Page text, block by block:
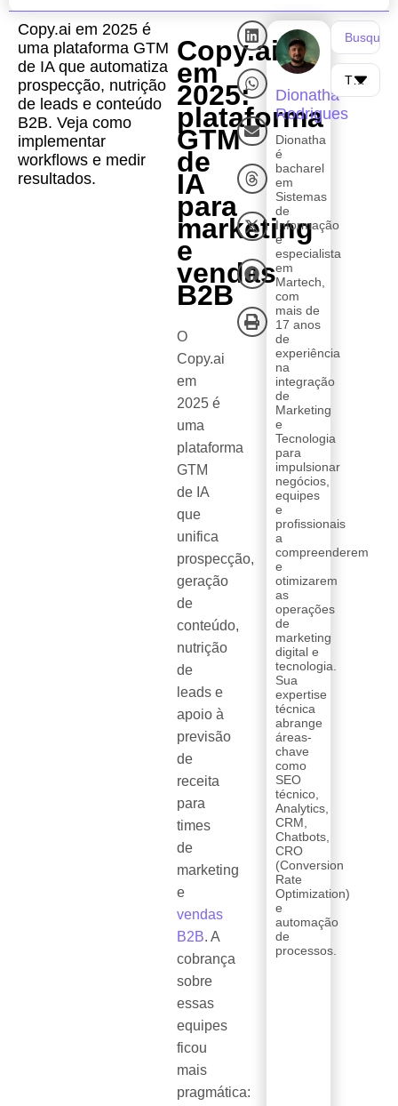
Copy.ai em 2025 é
uma plataforma GTM
de IA que automatiza
prospecção, nutrição
de leads e conteúdo
B2B. Veja como
implementar
workflows e medir
resultados.
Copy.ai
em
2025:
plataforma
GTM
de
IA
para
marketing
e
vendas
B2B
O
Copy.ai
em
2025 é
uma
plataforma
GTM
de IA
que
unifica
prospecção,
geração
de
conteúdo,
nutrição
de
leads e
apoio à
previsão
de
receita
para
times
de
marketing
e
vendas
B2B. A
cobrança
sobre
essas
equipes
ficou
mais
pragmática:
Dionatha
Rodrigues
Dionatha
é
bacharel
em
Sistemas
de
Informação
e
especialista
em
Martech,
com
mais de
17 anos
de
experiência
na
integração
de
Marketing
e
Tecnologia
para
impulsionar
negócios,
equipes
e
profissionais
a
compreenderem
e
otimizarem
as
operações
de
marketing
digital e
tecnologia.
Sua
expertise
técnica
abrange
áreas-
chave
como
SEO
técnico,
Analytics,
CRM,
Chatbots,
CRO
(Conversion
Rate
Optimization)
e
automação
de
processos.